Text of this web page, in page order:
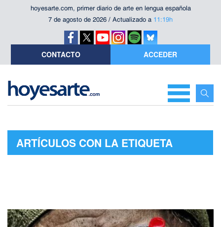
hoyesarte.com, primer diario de arte en lengua española
7 de agosto de 2026 / Actualizado a 11:19h
CONTACTO ACCEDER
ARTÍCULOS CON LA ETIQUETA